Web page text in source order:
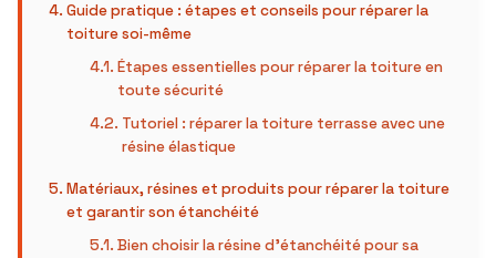
Guide pratique : étapes et conseils pour réparer la
toiture soi-même
Étapes essentielles pour réparer la toiture en
toute sécurité
Tutoriel : réparer la toiture terrasse avec une
résine élastique
Matériaux, résines et produits pour réparer la toiture
et garantir son étanchéité
Bien choisir la résine d’étanchéité pour sa